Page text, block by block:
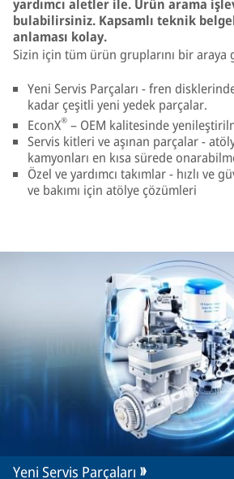
yardımcı aletler ile. Ürün arama
bulabilirsiniz. Kapsamlı teknik
anlaması kolay.
Sizin için tüm ürün gruplarını bir araya
Yeni Servis Parçaları - fren
kadar çeşitli yeni yedek parçalar.
EconX® – OEM kalitesinde
Servis kitleri ve aşınan parçalar -
kamyonları en kısa sürede
Özel ve yardımcı takımlar - hızlı ve
ve bakımı için atölye çözümleri
Yeni Servis Parçaları